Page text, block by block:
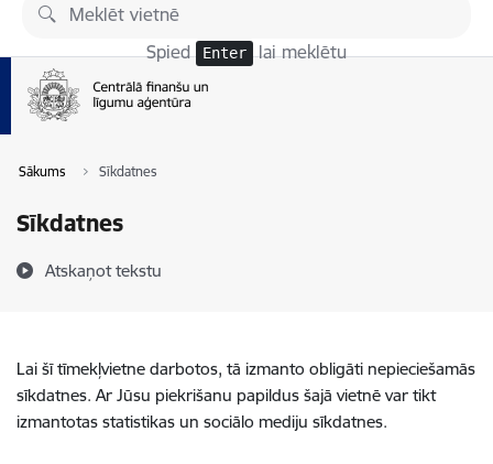
Pāriet uz lapas saturu
Spied Enter lai meklētu
Sākums Sīkdatnes
Sīkdatnes
Atskaņot tekstu
Lai šī tīmekļvietne darbotos, tā izmanto obligāti nepieciešamās
sīkdatnes. Ar Jūsu piekrišanu papildus šajā vietnē var tikt
izmantotas statistikas un sociālo mediju sīkdatnes.